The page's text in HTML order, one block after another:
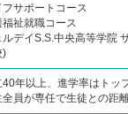
フサポートコース
福祉就職コース
ルデイS.S.中央高等学院
)
40年以上、進学率はトッ
全員が専任で生徒との距